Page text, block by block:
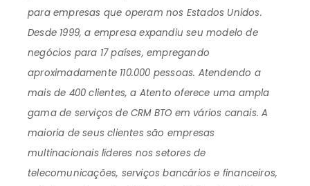
para empresas que operam nos Estados Unidos.
Desde 1999, a empresa expandiu seu modelo de
negócios para 17 países, empregando
aproximadamente 110.000 pessoas. Atendendo a
mais de 400 clientes, a Atento oferece uma ampla
gama de serviços de CRM BTO em vários canais. A
maioria de seus clientes são empresas
multinacionais líderes nos setores de
telecomunicações, serviços bancários e financeiros,